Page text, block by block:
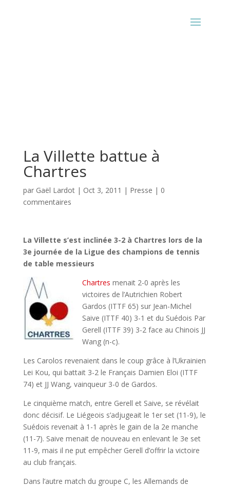
La Villette battue à
Chartres
par Gaël Lardot| Oct 3, 2011 | Presse | 0
commentaires
La Villette s’est inclinée 3-2 à Chartres lors de la
3e journée de la Ligue des champions de tennis
de table messieurs
Chartres menait 2-0 après les
victoires de l’Autrichien Robert
Gardos (ITTF 65) sur Jean-Michel
Saive (ITTF 40) 3-1 et du Suédois Par
Gerell (ITTF 39) 3-2 face au Chinois JJ
Wang (n-c).
Les Carolos revenaient dans le coup grâce à l’Ukrainien
Lei Kou, qui battait 3-2 le Français Damien Eloi (ITTF
74) et JJ Wang, vainqueur 3-0 de Gardos.
Le cinquième match, entre Gerell et Saive, se révélait
donc décisif. Le Liégeois s’adjugeait le 1er set (11-9), le
Suédois revenait à 1-1 après le gain de la 2e manche
(11-7). Saive menait de nouveau en enlevant le 3e set
11-9, mais il ne put empêcher Gerell d’offrir la victoire
au club français.
Dans l’autre match du groupe C, les Allemands de